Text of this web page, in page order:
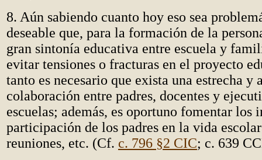
8. Aún sabiendo cuanto hoy eso sea
deseable que, para la formación de la
gran sintonía educativa entre escuela y
evitar tensiones o fracturas en el proyecto
tanto es necesario que exista una estrecha y
colaboración entre padres, docentes y
escuelas; además, es oportuno fomentar los
participación de los padres en la vida
reuniones, etc. (Cf. c. 796 §2 CIC; c. 639